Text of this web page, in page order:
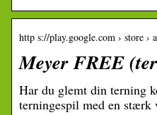
http s://play.google.com › store ›
Meyer FREE
Har du glemt din terning
terningespil med en